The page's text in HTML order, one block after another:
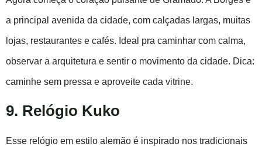
a principal avenida da cidade, com calçadas largas, muitas
lojas, restaurantes e cafés. Ideal pra caminhar com calma,
observar a arquitetura e sentir o movimento da cidade. Dica:
caminhe sem pressa e aproveite cada vitrine.
9. Relógio Kuko
Esse relógio em estilo alemão é inspirado nos tradicionais